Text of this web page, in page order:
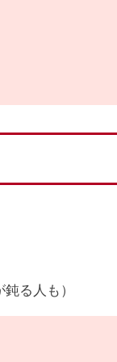
る人も）